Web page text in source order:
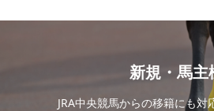
新規・馬主
JRA中央競馬からの移籍にも対